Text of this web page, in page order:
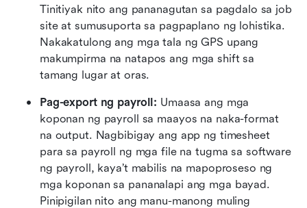
Tinitiyak nito ang pananagutan sa pagdalo sa job
site at sumusuporta sa pagpaplano ng lohistika.
Nakakatulong ang mga tala ng GPS upang
makumpirma na natapos ang mga shift sa
tamang lugar at oras.
Pag-export ng payroll: Umaasa ang mga
koponan ng payroll sa maayos na naka-format
na output. Nagbibigay ang app ng timesheet
para sa payroll ng mga file na tugma sa software
ng payroll, kaya’t mabilis na mapoproseso ng
mga koponan sa pananalapi ang mga bayad.
Pinipigilan nito ang manu-manong muling